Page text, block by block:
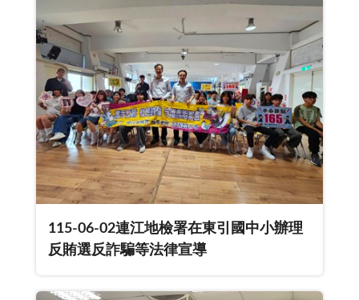
115-06-02連江地檢署在東引國中小辦理
反賄選反詐騙等法律宣導